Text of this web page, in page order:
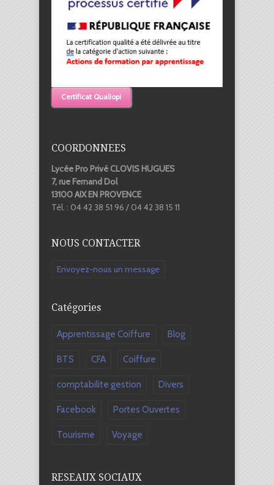
Certificat Qualiopi
COORDONNEES
Lycée Pro Privé CLOVIS HUGUES
7, rue Fernand Dol
13100 AIX EN PROVENCE
Tél. : 04 42 38 51 96 / 04 42 38 15 11
NOUS CONTACTER
Envoyez-nous un message
Catégories
Apprentissage Coiffure Blog
BTS CFA Coiffure
comptabilite gestion Divers
Facebook Portes Ouvertes
Tourisme Voyage
RESEAUX SOCIAUX